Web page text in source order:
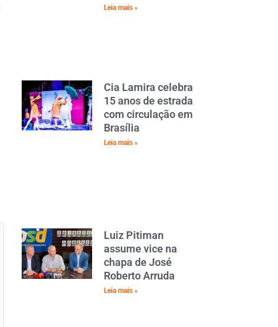
Leia mais »
Cia Lamira celebra
15 anos de estrada
com circulação em
Brasília
Leia mais »
Luiz Pitiman
assume vice na
chapa de José
Roberto Arruda
Leia mais »